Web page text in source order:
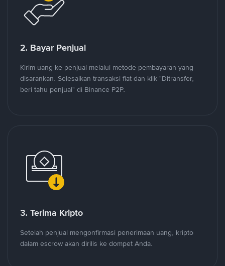
2. Bayar Penjual
Kirim uang ke penjual melalui metode pembayaran yang
disarankan. Selesaikan transaksi fiat dan klik "Ditransfer,
beri tahu penjual" di Binance P2P.
3. Terima Kripto
Setelah penjual mengonfirmasi penerimaan uang, kripto
dalam escrow akan dirilis ke dompet Anda.